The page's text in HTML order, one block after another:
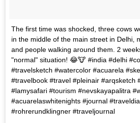
The first time was shocked, three cows
in the middle of the main street in Delhi,
and people walking around them. 2
"normal" situation! 😂🐮 #india #delhi
#travelsketch #watercolor #acuarela
#travelbook #travel #pleinair #arqsketch
#lamysafari #tourism #nevskayapalitra
#acuarelaswhitenights #journal
#rohrerundklingner #traveljournal